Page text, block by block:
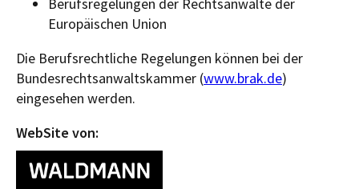
Berufsregelungen der Rechtsanwälte der
Europäischen Union
Die Berufsrechtliche Regelungen können bei der
Bundesrechtsanwaltskammer (www.brak.de)
eingesehen werden.
WebSite von: